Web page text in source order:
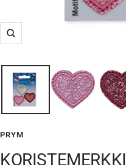
Suurenna
PRYM
KORISTEMERKKI